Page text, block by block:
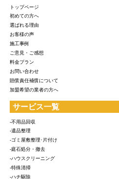
トップページ
初めての方へ
選ばれる理由
お客様の声
施工事例
ご意見・ご感想
料金プラン
お問い合わせ
賠償責任補償について
加盟希望の業者の方へ
サービス一覧
-不用品回収
-遺品整理
-ゴミ屋敷整理･片付け
-庭石処分・撤去
-ハウスクリーニング
-特殊清掃
-ハチ駆除